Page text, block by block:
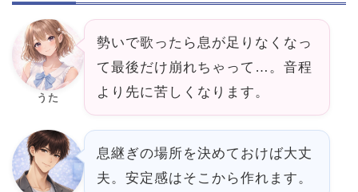
うた
勢いで歌ったら息が足りなくなっ
て最後だけ崩れちゃって…。音程
より先に苦しくなります。
息継ぎの場所を決めておけば大丈
夫。安定感はそこから作れます。